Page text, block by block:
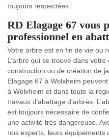
toujours respectées.
RD Elagage 67 vous
professionnel en
Votre arbre est en fin de vie ou
L’arbre qui se trouve dans
construction ou de création de
Elagage 67 à Wolxheim
à Wolxheim et dans toute la
travaux d’abattage d’arbres.
est toujours nécessaire de
une activité très dangereuse.
nos experts, leurs équipements